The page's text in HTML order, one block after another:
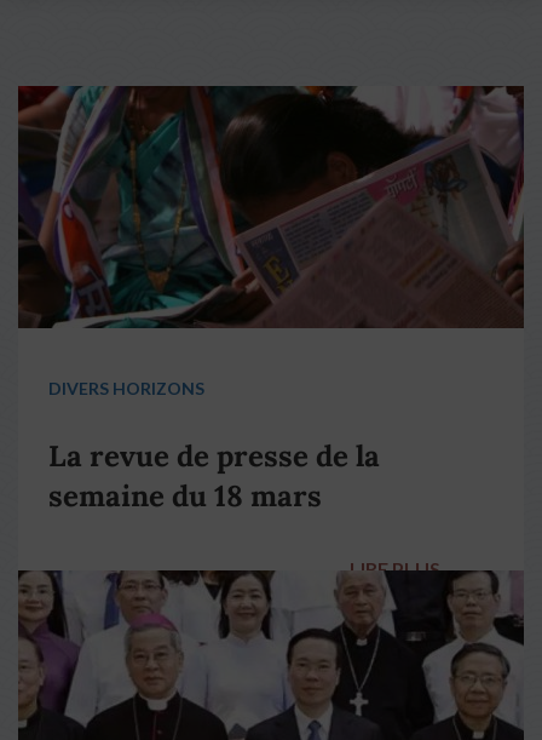
DIVERS HORIZONS
La revue de presse de la
semaine du 18 mars
LIRE PLUS →